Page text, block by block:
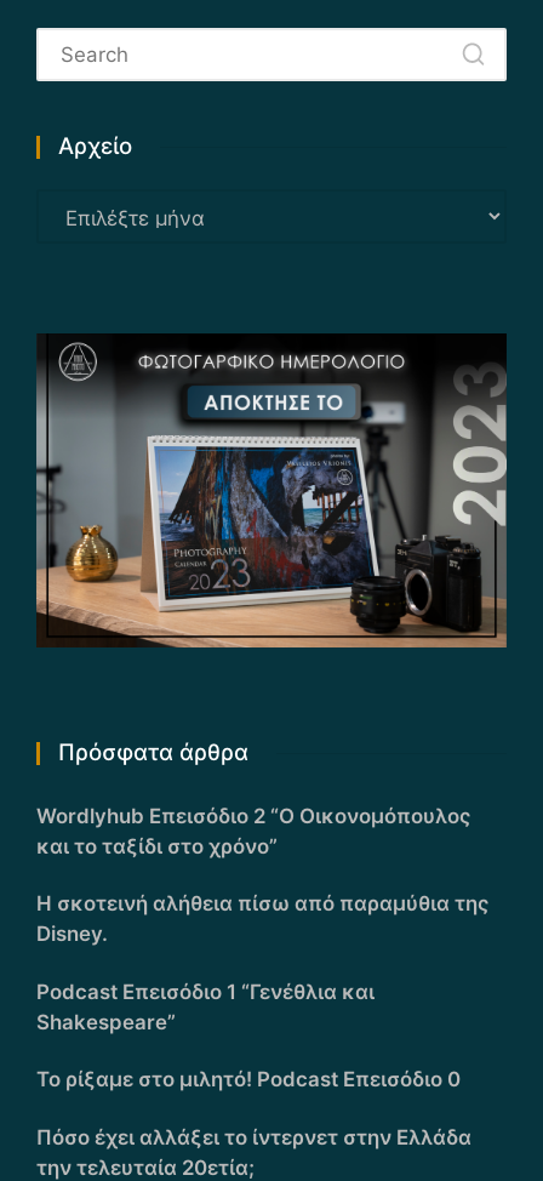
Αρχείο
Αρχείο
Πρόσφατα άρθρα
Wordlyhub Επεισόδιο 2 “Ο Οικονομόπουλος
και το ταξίδι στο χρόνο”
Η σκοτεινή αλήθεια πίσω από παραμύθια της
Disney.
Podcast Επεισόδιο 1 “Γενέθλια και
Shakespeare”
Το ρίξαμε στο μιλητό! Podcast Επεισόδιο 0
Πόσο έχει αλλάξει το ίντερνετ στην Ελλάδα
την τελευταία 20ετία;